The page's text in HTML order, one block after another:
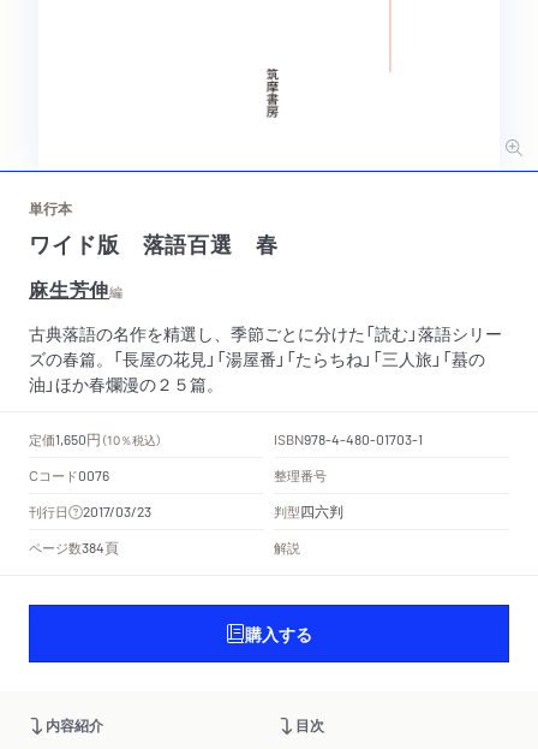
単行本
ワイド版 落語百選 春
麻生芳伸編
古典落語の名作を精選し、季節ごとに分けた「読む」落語シリー
ズの春篇。「長屋の花見」「湯屋番」「たらちね」「三人旅」「蟇の
油」ほか春爛漫の２５篇。
定価1,650円 （10％税込） ISBN978-4-480-01703-1
Cコード0076
整理番号
刊行日
2017/03/23 判型四六判
ページ数384頁 解説
購入する
内容紹介 目次